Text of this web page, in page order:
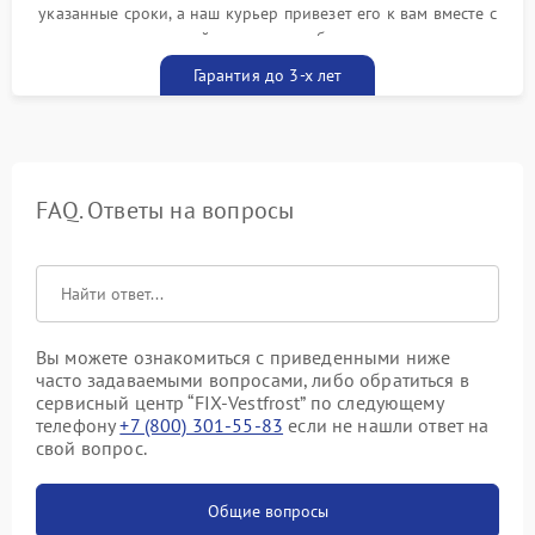
указанные сроки, а наш курьер привезет его к вам вместе с
гарантийным талоном бесплатно
Гарантия до 3-х лет
FAQ. Ответы на вопросы
Вы можете ознакомиться с приведенными ниже
часто задаваемыми вопросами, либо обратиться в
сервисный центр “FIX-Vestfrost” по следующему
телефону+7 (800) 301-55-83 если не нашли ответ на
свой вопрос.
Общие вопросы